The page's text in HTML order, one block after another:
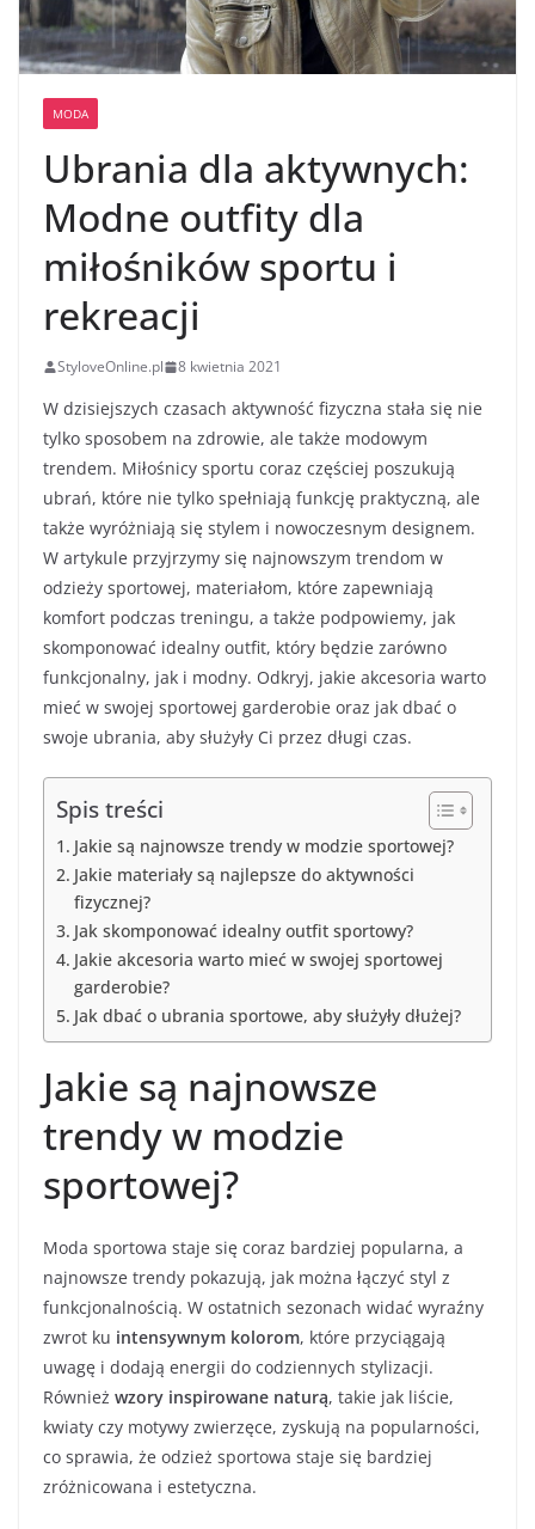
MODA
Ubrania dla aktywnych:
Modne outfity dla
miłośników sportu i
rekreacji
StyloveOnline.pl 8 kwietnia 2021
W dzisiejszych czasach aktywność fizyczna stała się nie
tylko sposobem na zdrowie, ale także modowym
trendem. Miłośnicy sportu coraz częściej poszukują
ubrań, które nie tylko spełniają funkcję praktyczną, ale
także wyróżniają się stylem i nowoczesnym designem.
W artykule przyjrzymy się najnowszym trendom w
odzieży sportowej, materiałom, które zapewniają
komfort podczas treningu, a także podpowiemy, jak
skomponować idealny outfit, który będzie zarówno
funkcjonalny, jak i modny. Odkryj, jakie akcesoria warto
mieć w swojej sportowej garderobie oraz jak dbać o
swoje ubrania, aby służyły Ci przez długi czas.
Spis treści
Jakie są najnowsze trendy w modzie sportowej?
Jakie materiały są najlepsze do aktywności
fizycznej?
Jak skomponować idealny outfit sportowy?
Jakie akcesoria warto mieć w swojej sportowej
garderobie?
Jak dbać o ubrania sportowe, aby służyły dłużej?
Jakie są najnowsze
trendy w modzie
sportowej?
Moda sportowa staje się coraz bardziej popularna, a
najnowsze trendy pokazują, jak można łączyć styl z
funkcjonalnością. W ostatnich sezonach widać wyraźny
zwrot ku intensywnym kolorom, które przyciągają
uwagę i dodają energii do codziennych stylizacji.
Również wzory inspirowane naturą, takie jak liście,
kwiaty czy motywy zwierzęce, zyskują na popularności,
co sprawia, że odzież sportowa staje się bardziej
zróżnicowana i estetyczna.